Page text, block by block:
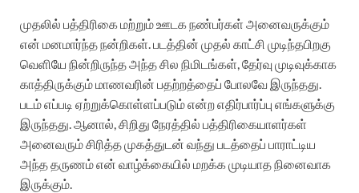
முதலில் பத்திரிகை மற்றும் ஊடக நண்பர்கள் அனைவருக்கும்
என் மனமார்ந்த நன்றிகள். படத்தின் முதல் காட்சி முடிந்தபிறகு
வெளியே நின்றிருந்த அந்த சில நிமிடங்கள், தேர்வு முடிவுக்காக
காத்திருக்கும் மாணவரின் பதற்றத்தைப் போலவே இருந்தது.
படம் எப்படி ஏற்றுக்கொள்ளப்படும் என்ற எதிர்பார்ப்பு எங்களுக்கு
இருந்தது. ஆனால், சிறிது நேரத்தில் பத்திரிகையாளர்கள்
அனைவரும் சிரித்த முகத்துடன் வந்து படத்தைப் பாராட்டிய
அந்த தருணம் என் வாழ்க்கையில் மறக்க முடியாத நினைவாக
இருக்கும்.